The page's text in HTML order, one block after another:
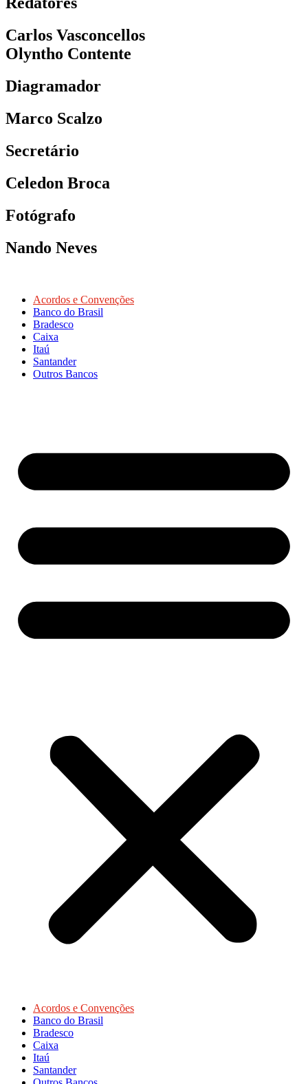
Carlos Vasconcellos
Olyntho Contente
Diagramador
Marco Scalzo
Secretário
Celedon Broca
Fotógrafo
Nando Neves
Acordos e Convenções
Banco do Brasil
Bradesco
Caixa
Itaú
Santander
Outros Bancos
Acordos e Convenções
Banco do Brasil
Bradesco
Caixa
Itaú
Santander